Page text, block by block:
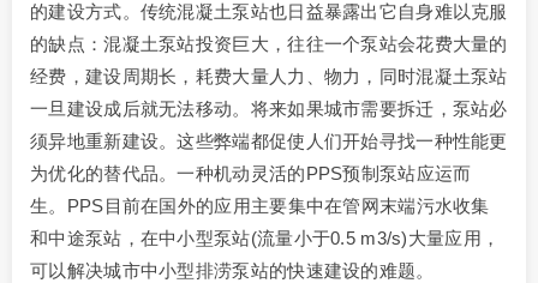
的建设方式。传统混凝土泵站也日益暴露出它自身难以克服
的缺点：混凝土泵站投资巨大，往往一个泵站会花费大量的
经费，建设周期长，耗费大量人力、物力，同时混凝土泵站
一旦建设成后就无法移动。将来如果城市需要拆迁，泵站必
须异地重新建设。这些弊端都促使人们开始寻找一种性能更
为优化的替代品。一种机动灵活的PPS预制泵站应运而
生。PPS目前在国外的应用主要集中在管网末端污水收集
和中途泵站，在中小型泵站(流量小于0.5 m3/s)大量应用，
可以解决城市中小型排涝泵站的快速建设的难题。